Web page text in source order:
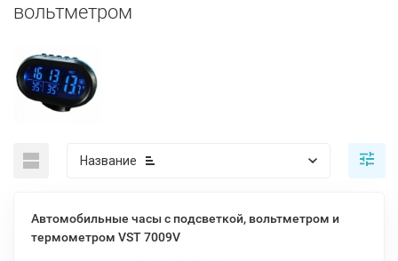
вольтметром
Название
Автомобильные часы с подсветкой, вольтметром и
термометром VST 7009V